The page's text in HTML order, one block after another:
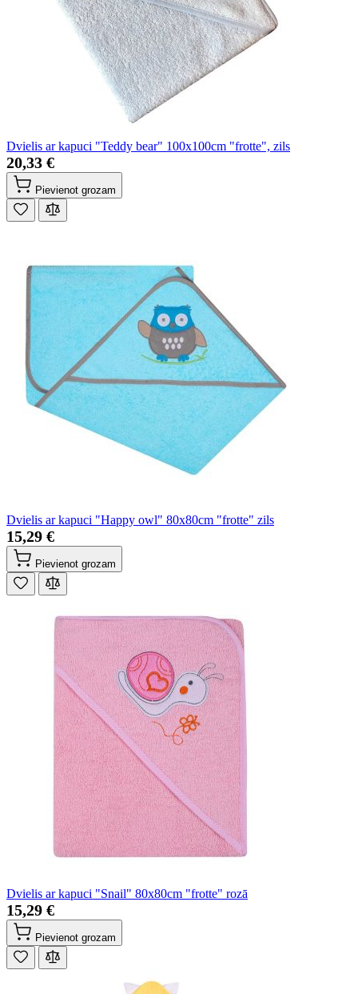
Dvielis ar kapuci "Teddy bear" 100x100cm "frotte", zils
20,33 €
Pievienot grozam
Dvielis ar kapuci "Happy owl" 80x80cm "frotte" zils
15,29 €
Pievienot grozam
Dvielis ar kapuci "Snail" 80x80cm "frotte" rozā
15,29 €
Pievienot grozam